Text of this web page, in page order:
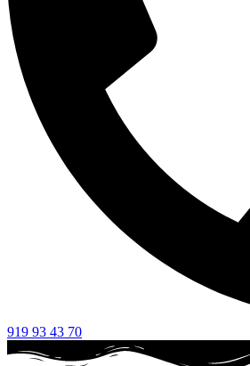
919 93 43 70